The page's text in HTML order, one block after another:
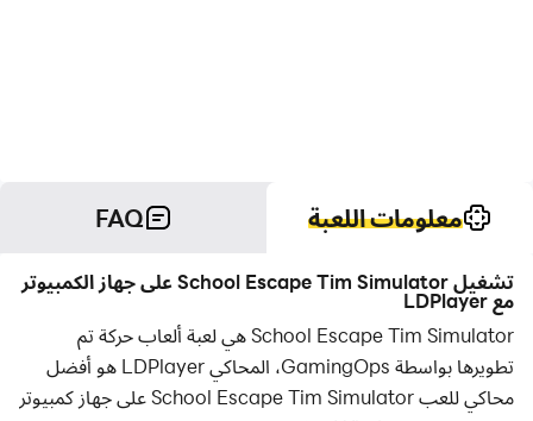
معلومات اللعبة FAQ
تشغيل School Escape Tim Simulator على جهاز الكمبيوتر
مع LDPlayer
School Escape Tim Simulator هي لعبة ألعاب حركة تم
تطويرها بواسطة GamingOps، المحاكي LDPlayer هو أفضل
محاكي للعب School Escape Tim Simulator على جهاز كمبيوتر